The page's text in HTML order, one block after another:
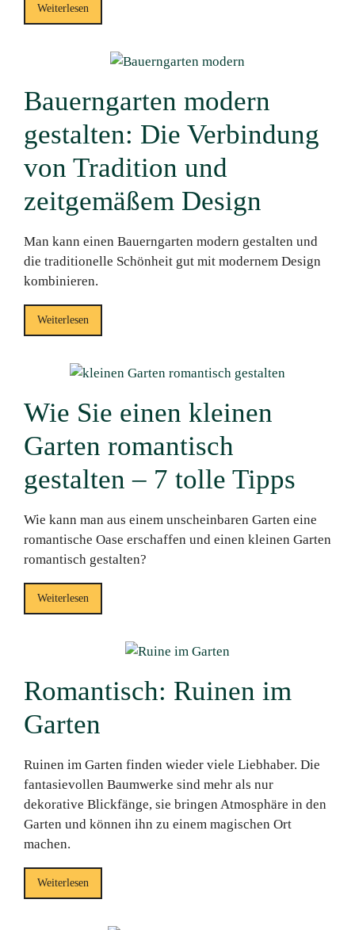
Weiterlesen
Bauerngarten modern
gestalten: Die Verbindung
von Tradition und
zeitgemäßem Design
Man kann einen Bauerngarten modern gestalten und
die traditionelle Schönheit gut mit modernem Design
kombinieren.
Weiterlesen
Wie Sie einen kleinen
Garten romantisch
gestalten – 7 tolle Tipps
Wie kann man aus einem unscheinbaren Garten eine
romantische Oase erschaffen und einen kleinen Garten
romantisch gestalten?
Weiterlesen
Romantisch: Ruinen im
Garten
Ruinen im Garten finden wieder viele Liebhaber. Die
fantasievollen Baumwerke sind mehr als nur
dekorative Blickfänge, sie bringen Atmosphäre in den
Garten und können ihn zu einem magischen Ort
machen.
Weiterlesen